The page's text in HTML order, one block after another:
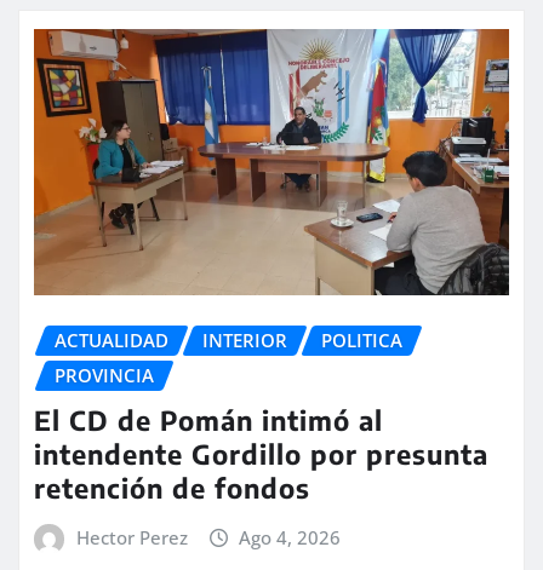
ACTUALIDAD INTERIOR
POLITICA
PROVINCIA
El CD de Pomán intimó al
intendente Gordillo por presunta
retención de fondos
Hector Perez Ago 4, 2026